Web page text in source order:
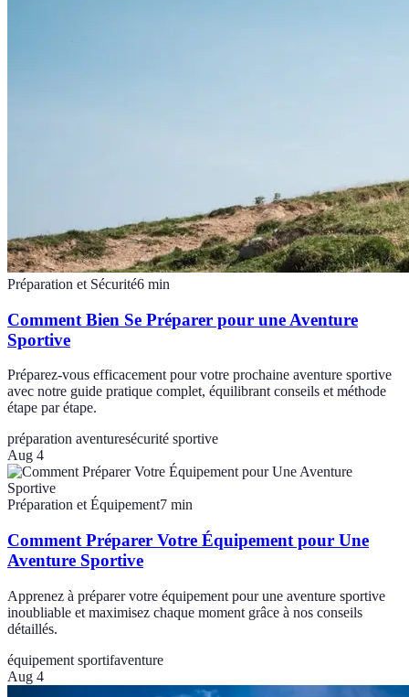
Préparation et Sécurité6 min
Comment Bien Se Préparer pour une Aventure
Sportive
Préparez-vous efficacement pour votre prochaine aventure sportive
avec notre guide pratique complet, équilibrant conseils et méthode
étape par étape.
préparation aventuresécurité sportive
Aug 4
Préparation et Équipement7 min
Comment Préparer Votre Équipement pour Une
Aventure Sportive
Apprenez à préparer votre équipement pour une aventure sportive
inoubliable et maximisez chaque moment grâce à nos conseils
détaillés.
équipement sportifaventure
Aug 4